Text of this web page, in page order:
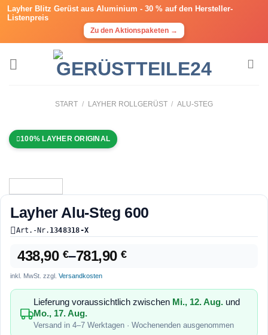
Layher Blitz Gerüst aus Aluminium - 30 % auf den Hersteller-
Listenpreis
Zu den Aktionspaketen →
START / LAYHER ROLLGERÜST / ALU-STEG
100% LAYHER ORIGINAL
Layher Alu-Steg 600
Art.-Nr. 1348318-X
438,90 €–781,90€
inkl. MwSt. zzgl. Versandkosten
Lieferung voraussichtlich zwischen Mi., 12. Aug. und
Mo., 17. Aug.
Versand in 4–7 Werktagen · Wochenenden ausgenommen